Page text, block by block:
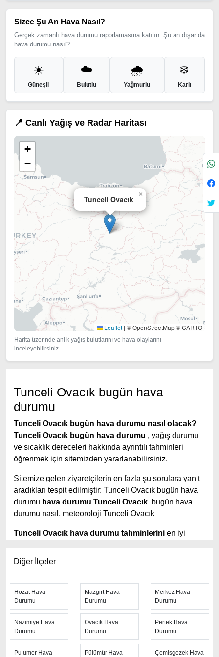
Sizce Şu An Hava Nasıl?
Gerçek zamanlı hava durumu raporlamasına katılın. Şu an dışarıda
hava durumu nasıl?
☀️
Güneşli
☁️
Bulutlu
🌧️
Yağmurlu
❄️
Karlı
📍 Canlı Yağış ve Radar Haritası
Tunceli Ovacık
×
+
−
Leaflet | © OpenStreetMap © CARTO
Harita üzerinde anlık yağış bulutlarını ve hava olaylarını
inceleyebilirsiniz.
Tunceli Ovacık bugün hava
durumu
Tunceli Ovacık bugün hava durumu nasıl olacak?
Tunceli Ovacık bugün hava durumu , yağış durumu
ve sıcaklık dereceleri hakkında ayrıntılı tahminleri
öğrenmek için sitemizden yararlanabilirsiniz.
Sitemize gelen ziyaretçilerin en fazla şu sorulara yanıt
aradıkları tespit edilmiştir: Tunceli Ovacık bugün hava
durumu hava durumu Tunceli Ovacık, bugün hava
durumu nasıl, meteoroloji Tunceli Ovacık
Tunceli Ovacık hava durumu tahminlerini en iyi
durumu
tahminlerini haftalık, aylık ve saatlik hava
durumu olarak ziyaretçilerine aktarıyor. Hava durumu 7
kadar uzatılmış hava tahminleri ile tahminlerinin
yanında daha fazla ayrıntının yer aldığı saatlik hava
durumu tahminlerini bulabilirsiniz. Bu sitede yer alan
geniş tahmin süreleri, kolay ve anlaşılır görseller ile
ziyaretçilerine kaliteli hizmet sunuyor. Ayrıca sitede
güncel Türkiye uydu radar görüntüleri ile bulutların
Diğer İlçeler
Hozat Hava
Durumu
Mazgirt Hava
Durumu
Merkez Hava
Durumu
Nazımiye Hava
Durumu
Ovacık Hava
Durumu
Pertek Hava
Durumu
Pulumer Hava
Pülümür Hava
Çemişgezek Hava